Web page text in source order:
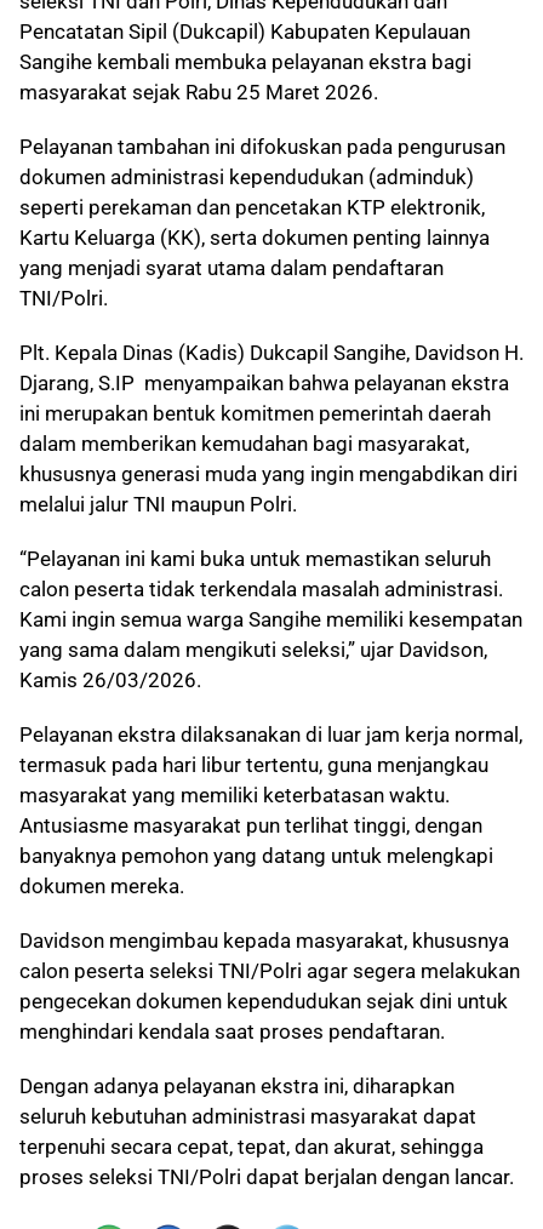
Pencatatan Sipil (Dukcapil) Kabupaten Kepulauan
Sangihe kembali membuka pelayanan ekstra bagi
masyarakat sejak Rabu 25 Maret 2026.
Pelayanan tambahan ini difokuskan pada pengurusan
dokumen administrasi kependudukan (adminduk)
seperti perekaman dan pencetakan KTP elektronik,
Kartu Keluarga (KK), serta dokumen penting lainnya
yang menjadi syarat utama dalam pendaftaran
TNI/Polri.
Plt. Kepala Dinas (Kadis) Dukcapil Sangihe, Davidson H.
Djarang, S.IP menyampaikan bahwa pelayanan ekstra
ini merupakan bentuk komitmen pemerintah daerah
dalam memberikan kemudahan bagi masyarakat,
khususnya generasi muda yang ingin mengabdikan diri
melalui jalur TNI maupun Polri.
“Pelayanan ini kami buka untuk memastikan seluruh
calon peserta tidak terkendala masalah administrasi.
Kami ingin semua warga Sangihe memiliki kesempatan
yang sama dalam mengikuti seleksi,” ujar Davidson,
Kamis 26/03/2026.
Pelayanan ekstra dilaksanakan di luar jam kerja normal,
termasuk pada hari libur tertentu, guna menjangkau
masyarakat yang memiliki keterbatasan waktu.
Antusiasme masyarakat pun terlihat tinggi, dengan
banyaknya pemohon yang datang untuk melengkapi
dokumen mereka.
Davidson mengimbau kepada masyarakat, khususnya
calon peserta seleksi TNI/Polri agar segera melakukan
pengecekan dokumen kependudukan sejak dini untuk
menghindari kendala saat proses pendaftaran.
Dengan adanya pelayanan ekstra ini, diharapkan
seluruh kebutuhan administrasi masyarakat dapat
terpenuhi secara cepat, tepat, dan akurat, sehingga
proses seleksi TNI/Polri dapat berjalan dengan lancar.